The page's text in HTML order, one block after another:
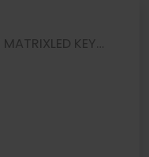
Karoq 2.0 BALANCE DSG AHK MATRIXLED KEYLESS